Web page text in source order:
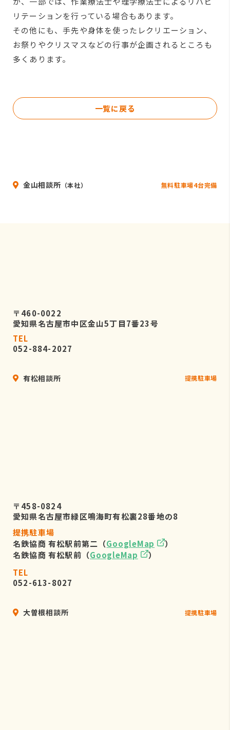
リテーションを行っている場合もあります。
その他にも、手先や身体を使ったレクリエーション、
お祭りやクリスマスなどの行事が企画されるところも
多くあります。
一覧に戻る
金山相談所 （本社） 無料駐車場4台完備
〒460-0022
愛知県名古屋市中区金山5丁目7番23号
TEL
052-884-2027
有松相談所 提携駐車場
〒458-0824
愛知県名古屋市緑区鳴海町有松裏28番地の8
提携駐車場
名鉄協商 有松駅前第二（GoogleMap
）
名鉄協商 有松駅前（GoogleMap
）
TEL
052-613-8027
大曽根相談所 提携駐車場